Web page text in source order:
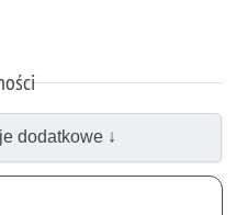
dodatkowe ↓